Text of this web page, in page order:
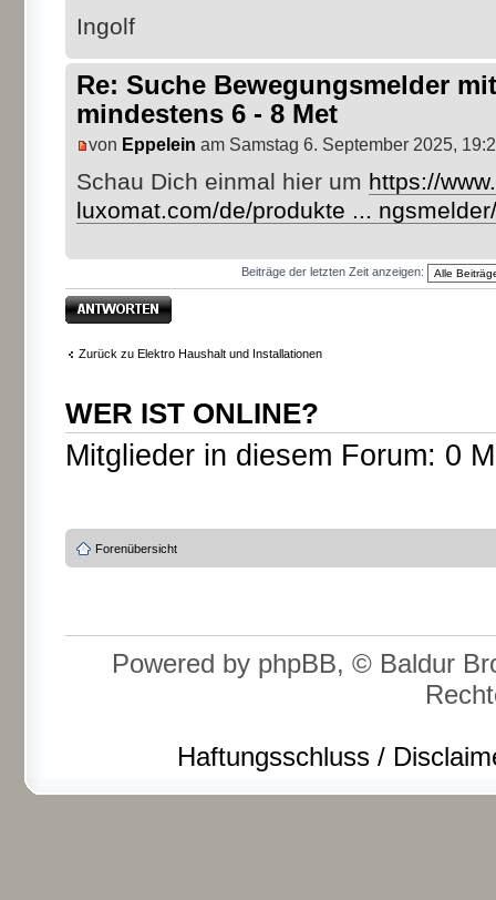
Ingolf
Re: Suche Bewegungsmelder
mindestens 6 - 8 Met
von Eppelein am Samstag 6. September 2025,
Schau Dich einmal hier um https://
luxomat.com/de/produkte ... ngsmelder/
Beiträge der letzten Zeit anzeigen:
Antwort erstellen
Zurück zu Elektro Haushalt und Installationen
WER IST ONLINE?
Mitglieder in diesem Forum: 0
Forenübersicht
Powered by phpBB, © Baldur
Haftungsschluss /